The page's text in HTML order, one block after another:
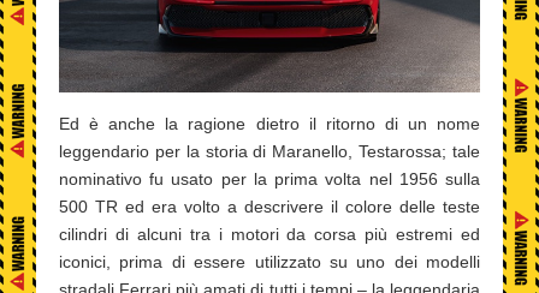
Ed è anche la ragione dietro il ritorno di un nome
leggendario per la storia di Maranello, Testarossa; tale
nominativo fu usato per la prima volta nel 1956 sulla
500 TR ed era volto a descrivere il colore delle teste
cilindri di alcuni tra i motori da corsa più estremi ed
iconici, prima di essere utilizzato su uno dei modelli